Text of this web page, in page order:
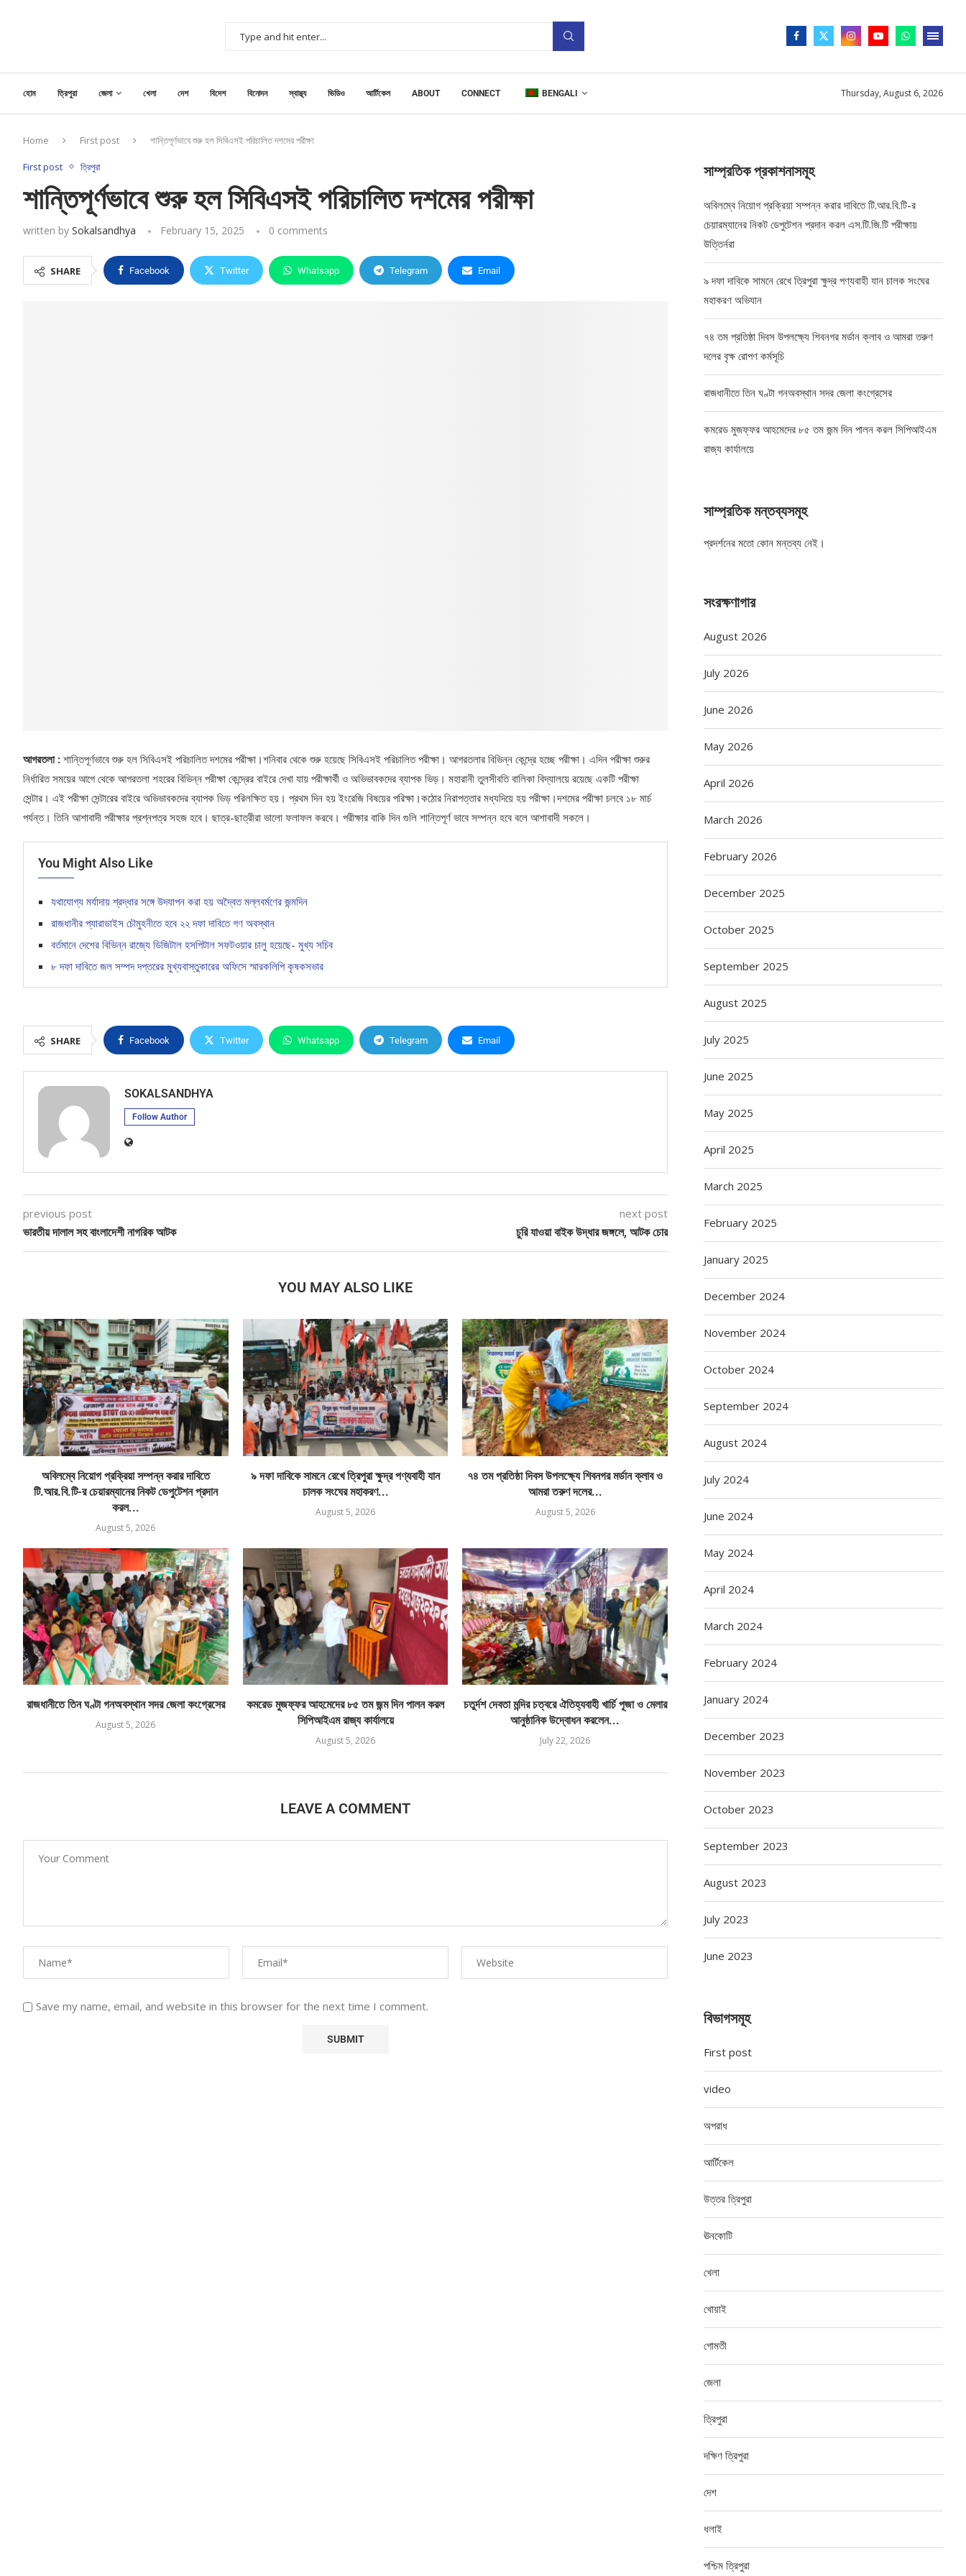
হোম ত্রিপুরা জেলা খেলা দেশ বিদেশ বিনোদন স্বাস্থ্য ভিডিও আর্টিকেল ABOUT CONNECT BENGALI Thursday, August 6, 2026
Home First post শান্তিপূর্ণভাবে শুরু হল সিবিএসই পরিচালিত দশমের পরীক্ষা
First post ত্রিপুরা
শান্তিপূর্ণভাবে শুরু হল সিবিএসই পরিচালিত দশমের পরীক্ষা
written by Sokalsandhya February 15, 2025 0 comments
SHARE Facebook Twitter Whatsapp Telegram Email
আগরতলা : শান্তিপূর্ণভাবে শুরু হল সিবিএসই পরিচালিত দশমের পরীক্ষা।শনিবার থেকে শুরু হয়েছে সিবিএসই পরিচালিত পরীক্ষা। আগরতলার বিভিন্ন কেন্দ্রে হচ্ছে পরীক্ষা। এদিন পরীক্ষা শুরুর
নির্ধারিত সময়ের আগে থেকে আগরতলা শহরের বিভিন্ন পরীক্ষা কেন্দ্রের বাইরে দেখা যায় পরীক্ষার্থী ও অভিভাবকদের ব্যাপক ভিড়। মহারানী তুলসীবতি বালিকা বিদ্যালয়ে রয়েছে একটি পরীক্ষা
সেন্টার। এই পরীক্ষা সেন্টারের বাইরে অভিভাবকদের ব্যাপক ভিড় পরিলক্ষিত হয়। প্রথম দিন হয় ইংরেজি বিষয়ের পরিক্ষা।কঠোর নিরাপত্তার মধ্যদিয়ে হয় পরীক্ষা।দশমের পরীক্ষা চলবে ১৮ মার্চ
পর্যন্ত। তিনি আশাবাদী পরীক্ষার প্রশ্নপত্র সহজ হবে। ছাত্র-ছাত্রীরা ভালো ফলাফল করবে। পরীক্ষার বাকি দিন গুলি শান্তিপূর্ণ ভাবে সম্পন্ন হবে বলে আশাবাদী সকলে।
You Might Also Like
যথাযোগ্য মর্যাদায় শ্রদ্ধার সঙ্গে উদযাপন করা হয় অদ্বৈত মল্লবর্মণের জন্মদিন
রাজধানীর প্যারাডাইস চৌমুহনীতে হবে ২২ দফা দাবিতে গণ অবস্থান
বর্তমানে দেশের বিভিন্ন রাজ্যে ডিজিটাল হসপিটাল সফটওয়ার চালু হয়েছে- মুখ্য সচিব
৮ দফা দাবিতে জল সম্পদ দপ্তরের মুখ্যবাস্তুকারের অফিসে স্মারকলিপি কৃষকসভার
SHARE Facebook Twitter Whatsapp Telegram Email
SOKALSANDHYA
Follow Author
previous post
ভারতীয় দালাল সহ বাংলাদেশী নাগরিক আটক
next post
চুরি যাওয়া বাইক উদ্ধার জঙ্গলে, আটক চোর
YOU MAY ALSO LIKE
অবিলম্বে নিয়োগ প্রক্রিয়া সম্পন্ন করার দাবিতে
টি.আর.বি.টি-র চেয়ারম্যানের নিকট ডেপুটেশন প্রদান
করল...
August 5, 2026
৯ দফা দাবিকে সামনে রেখে ত্রিপুরা ক্ষুদ্র পণ্যবাহী যান
চালক সংঘের মহাকরণ...
August 5, 2026
৭৪ তম প্রতিষ্ঠা দিবস উপলক্ষ্যে শিবনগর মর্ডান ক্লাব ও
আমরা তরুণ দলের...
August 5, 2026
রাজধানীতে তিন ঘণ্টা গনঅবস্থান সদর জেলা কংগ্রেসের
August 5, 2026
কমরেড মুজফ্ফর আহমেদের ৮৫ তম জন্ম দিন পালন করল
সিপিআইএম রাজ্য কার্যালয়ে
August 5, 2026
চতুর্দশ দেবতা মন্দির চত্বরে ঐতিহ্যবাহী খার্চি পূজা ও মেলার
আনুষ্ঠানিক উদ্বোধন করলেন...
July 22, 2026
LEAVE A COMMENT
Save my name, email, and website in this browser for the next time I comment.
সাম্প্রতিক প্রকাশনাসমূহ
অবিলম্বে নিয়োগ প্রক্রিয়া সম্পন্ন করার দাবিতে টি.আর.বি.টি-র
চেয়ারম্যানের নিকট ডেপুটেশন প্রদান করল এস.টি.জি.টি পরীক্ষায়
উত্তির্নরা
৯ দফা দাবিকে সামনে রেখে ত্রিপুরা ক্ষুদ্র পণ্যবাহী যান চালক সংঘের
মহাকরণ অভিযান
৭৪ তম প্রতিষ্ঠা দিবস উপলক্ষ্যে শিবনগর মর্ডান ক্লাব ও আমরা তরুণ
দলের বৃক্ষ রোপণ কর্মসূচি
রাজধানীতে তিন ঘণ্টা গনঅবস্থান সদর জেলা কংগ্রেসের
কমরেড মুজফ্ফর আহমেদের ৮৫ তম জন্ম দিন পালন করল সিপিআইএম
রাজ্য কার্যালয়ে
সাম্প্রতিক মন্তব্যসমূহ
প্রদর্শনের মতো কোন মন্তব্য নেই।
সংরক্ষণাগার
August 2026
July 2026
June 2026
May 2026
April 2026
March 2026
February 2026
December 2025
October 2025
September 2025
August 2025
July 2025
June 2025
May 2025
April 2025
March 2025
February 2025
January 2025
December 2024
November 2024
October 2024
September 2024
August 2024
July 2024
June 2024
May 2024
April 2024
March 2024
February 2024
January 2024
December 2023
November 2023
October 2023
September 2023
August 2023
July 2023
June 2023
বিভাগসমূহ
First post
video
অপরাধ
আর্টিকেল
উত্তর ত্রিপুরা
ঊনকোটি
খেলা
খোয়াই
গোমতী
জেলা
ত্রিপুরা
দক্ষিণ ত্রিপুরা
দেশ
ধলাই
পশ্চিম ত্রিপুরা